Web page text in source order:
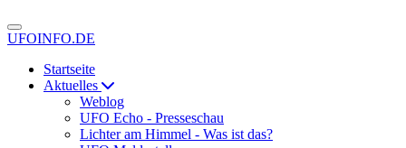
UFOINFO.DE
Startseite
Aktuelles
Weblog
UFO Echo - Presseschau
Lichter am Himmel - Was ist das?